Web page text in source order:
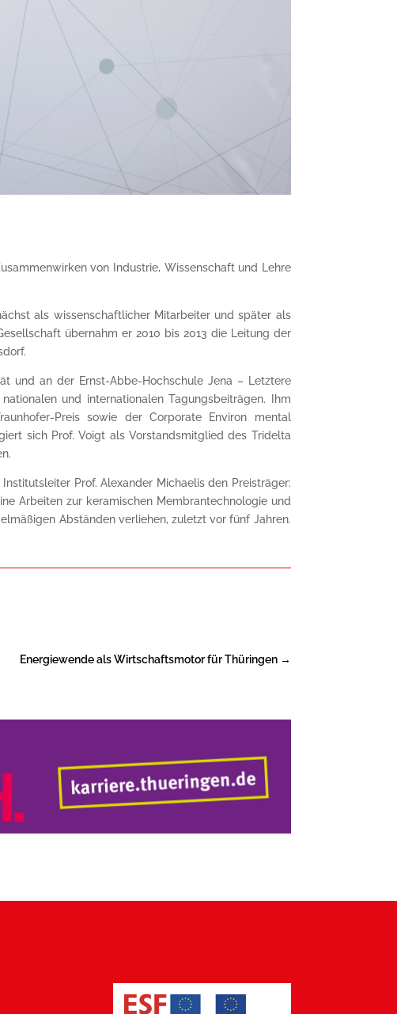
von Industrie, Wissenschaft und Lehre
als wissenschaftlicher Mitarbeiter und später als
übernahm er 2010 bis 2013 die Leitung der
und an der Ernst-Abbe-Hochschule Jena – Letztere
und internationalen Tagungsbeiträgen. Ihm
Preis sowie der Corporate Environ mental
sich Prof. Voigt als Vorstandsmitglied des Tridelta
Prof. Alexander Michaelis den Preisträger:
Arbeiten zur keramischen Membrantechnologie und
Abständen verliehen, zuletzt vor fünf Jahren.
Energiewende als Wirtschaftsmotor für Thüringen→